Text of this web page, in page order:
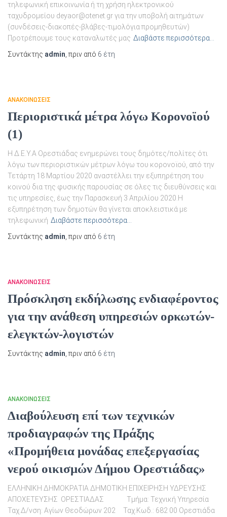
τηλεφωνική επικοινωνία ή τη χρήση ηλεκτρονικού
ταχυδρομείου deyaor@otenet.gr για την υποβολή αιτημάτων
(συνδέσεις-διακοπές-βλάβες-τιμολόγια προμηθευτών)
Προτρέπουμε τους καταναλωτές μας Διαβάστε περισσότερα…
Συντάκτης admin , πριν από 6 έτη
ΑΝΑΚΟΙΝΏΣΕΙΣ
Περιοριστικά μέτρα λόγω Κορονοϊού
(1)
Η Δ.Ε.Υ.Α Ορεστιάδας ενημερώνει τους δημότες/πολίτες ότι
λόγω των περιοριστικών μέτρων λόγω του κορονοϊού, από την
Τετάρτη 18 Μαρτίου 2020 αναστέλλει την εξυπηρέτηση του
κοινού δια της φυσικής παρουσίας σε όλες τις διευθύνσεις και
τις υπηρεσίες, έως την Παρασκευή 3 Απριλίου 2020.Η
εξυπηρέτηση των δημοτών θα γίνεται αποκλειστικά με
τηλεφωνική Διαβάστε περισσότερα…
Συντάκτης admin , πριν από 6 έτη
ΑΝΑΚΟΙΝΏΣΕΙΣ
Πρόσκληση εκδήλωσης ενδιαφέροντος
για την ανάθεση υπηρεσιών ορκωτών-
ελεγκτών-λογιστών
Συντάκτης admin , πριν από 6 έτη
ΑΝΑΚΟΙΝΏΣΕΙΣ
Διαβούλευση επί των τεχνικών
προδιαγραφών της Πράξης
«Προμήθεια μονάδας επεξεργασίας
νερού οικισμών Δήμου Ορεστιάδας»
ΕΛΛΗΝΙΚΗ ΔΗΜΟΚΡΑΤΙΑ ΔΗΜΟΤΙΚΗ ΕΠΙΧΕΙΡΗΣΗ ΥΔΡΕΥΣΗΣ
ΑΠΟΧΕΤΕΥΣΗΣ ΟΡΕΣΤΙΑΔΑΣ Τμήμα: Τεχνική Υπηρεσία
Ταχ.Δ/νση: Αγίων Θεοδώρων 202 Ταχ.Κωδ.: 682 00 Ορεστιάδα